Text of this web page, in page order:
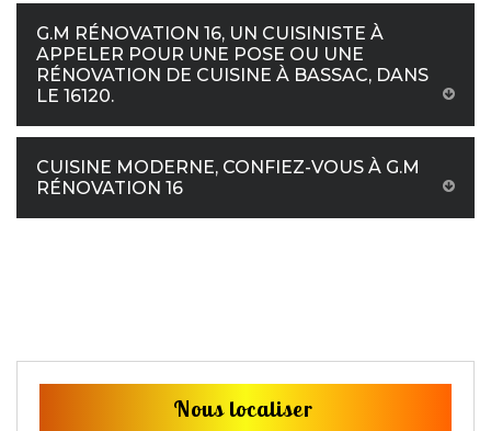
G.M RÉNOVATION 16, UN CUISINISTE À
APPELER POUR UNE POSE OU UNE
RÉNOVATION DE CUISINE À BASSAC, DANS
LE 16120.
CUISINE MODERNE, CONFIEZ-VOUS À G.M
RÉNOVATION 16
Nous localiser